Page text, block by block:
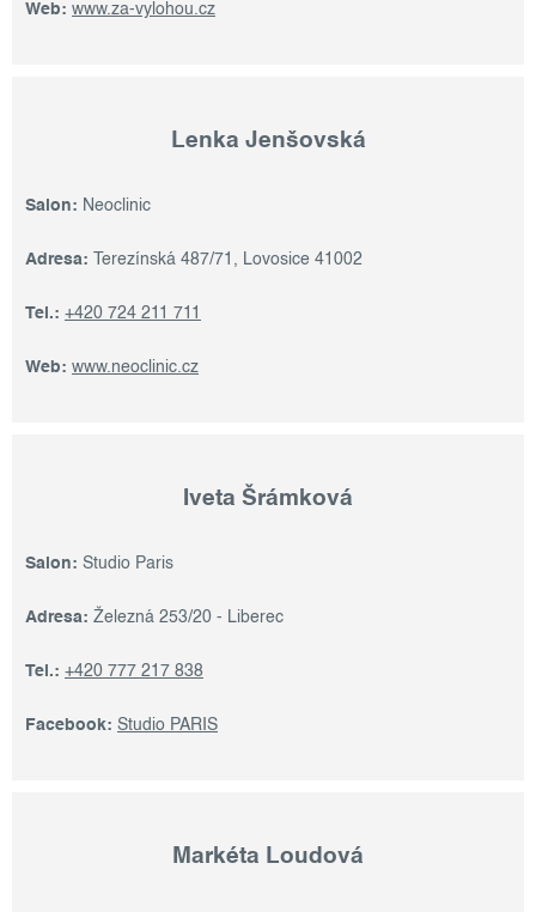
Web: www.za-vylohou.cz
Lenka Jenšovská
Salon: Neoclinic
Adresa: Terezínská 487/71, Lovosice 41002
Tel.: +420 724 211 711
Web: www.neoclinic.cz
Iveta Šrámková
Salon: Studio Paris
Adresa: Železná 253/20 - Liberec
Tel.: +420 777 217 838
Facebook: Studio PARIS
Markéta Loudová